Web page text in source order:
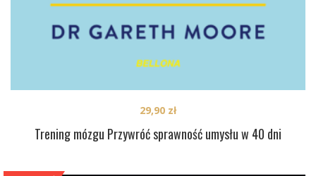
Trening mózgu Przywróć sprawność umysłu w 40 dni
29,90 zł